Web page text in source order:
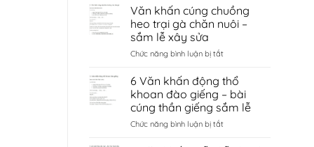
bắc
ninh
nội
sắm
sớ
công
danh
tài
lộc
Văn
khấn
chùa
sơn
sắm
đền
kiếp
bạc
Văn khấn cúng chuồng
heo trại gà chăn nuôi –
sắm lễ xây sửa
Chức năng bình luận bị tắtở
khấn
cúng
chuồng
heo
trại
6 Văn khấn động thổ
khoan đào giếng – bài
cúng thần giếng sắm lễ
Chức năng bình luận bị tắtở